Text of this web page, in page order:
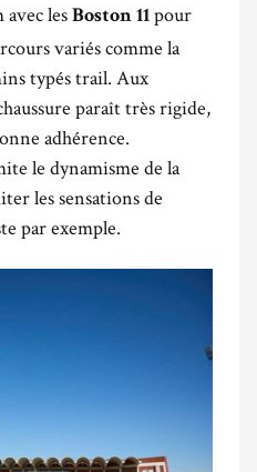
avec les Boston 11 pour
variés comme la
typés trail. Aux
paraît très rigide,
adhérence.
le dynamisme de la
les sensations de
par exemple.